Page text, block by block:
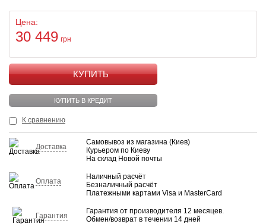
Цена:
30 449 грн
КУПИТЬ
КУПИТЬ В КРЕДИТ
К сравнению
Доставка
Самовывоз из магазина (Киев)
Курьером по Киеву
На склад Новой почты
Оплата
Наличный расчёт
Безналичный расчёт
Платежными картами Visa и MasterCard
Гарантия
Гарантия от производителя 12 месяцев.
Обмен/возврат в течении 14 дней